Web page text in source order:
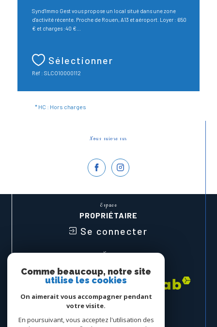
Synd'Immo Gest vous propose un local situé dans une zone
d'activité récente. Proche de Rouen, A13 et aéroport. Loyer : 650
€ et charges :40 €...
Sélectionner
Réf : SLCO10000112
* HC : Hors charges
Nous suivre sur
Espace
PROPRIÉTAIRE
Se connecter
Nous
Comme beaucoup, notre site
utilise les cookies
On aimerait vous accompagner pendant
votre visite.
En poursuivant, vous acceptez l'utilisation des